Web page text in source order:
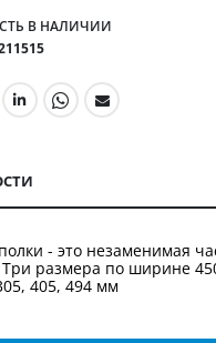
В НАЛИЧИИ
- это незаменимая
размера по ширине
405, 494 мм